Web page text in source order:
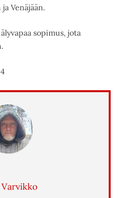
Venäjään.
sopimus, jota